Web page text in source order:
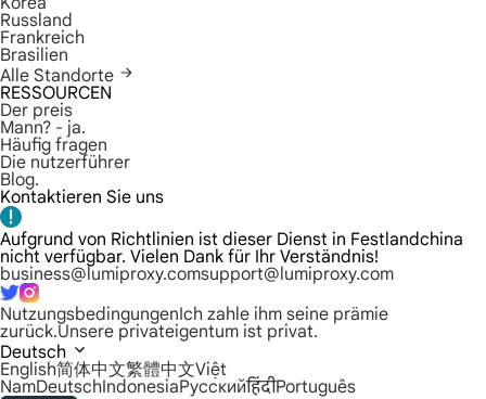
Russland
Frankreich
Brasilien
Alle Standorte
RESSOURCEN
Der preis
Mann? - ja.
Häufig fragen
Die nutzerführer
Blog.
Kontaktieren Sie uns
Aufgrund von Richtlinien ist dieser Dienst in Festlandchina
nicht verfügbar. Vielen Dank für Ihr Verständnis!
business@lumiproxy.comsupport@lumiproxy.com
NutzungsbedingungenIch zahle ihm seine prämie
zurück.Unsere privateigentum ist privat.
Deutsch
English简体中文繁體中文Việt
NamDeutschIndonesiaРусскийहिंदीPortuguês